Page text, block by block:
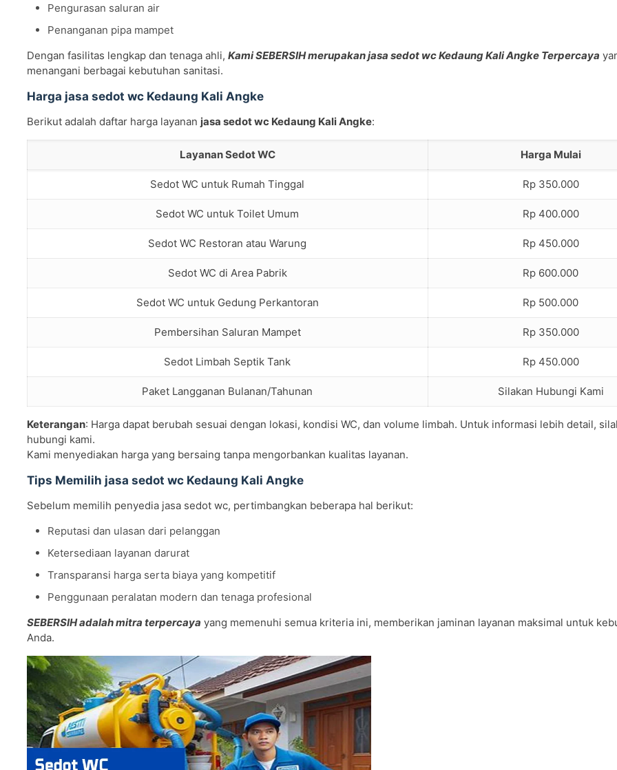
Pengurasan saluran air
Penanganan pipa mampet
Dengan fasilitas lengkap dan tenaga ahli, Kami SEBERSIH merupakan jasa sedot wc Kedaung Kali Angke Terpercaya
menangani berbagai kebutuhan sanitasi.
Harga jasa sedot wc Kedaung Kali Angke
Berikut adalah daftar harga layanan jasa sedot wc Kedaung Kali Angke:
Layanan Sedot WC Harga Mulai
Sedot WC untuk Rumah Tinggal Rp 350.000
Sedot WC untuk Toilet Umum Rp 400.000
Sedot WC Restoran atau Warung Rp 450.000
Sedot WC di Area Pabrik Rp 600.000
Sedot WC untuk Gedung Perkantoran Rp 500.000
Pembersihan Saluran Mampet Rp 350.000
Sedot Limbah Septik Tank Rp 450.000
Paket Langganan Bulanan/Tahunan Silakan Hubungi Kami
Keterangan: Harga dapat berubah sesuai dengan lokasi, kondisi WC, dan volume limbah. Untuk informasi lebih detail,
hubungi kami.
Kami menyediakan harga yang bersaing tanpa mengorbankan kualitas layanan.
Tips Memilih jasa sedot wc Kedaung Kali Angke
Sebelum memilih penyedia jasa sedot wc, pertimbangkan beberapa hal berikut:
Reputasi dan ulasan dari pelanggan
Ketersediaan layanan darurat
Transparansi harga serta biaya yang kompetitif
Penggunaan peralatan modern dan tenaga profesional
SEBERSIH adalah mitra terpercaya yang memenuhi semua kriteria ini, memberikan jaminan layanan maksimal untuk
Anda.